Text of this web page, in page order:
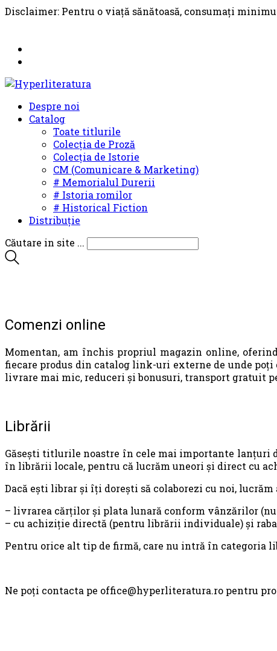
Disclaimer: Pentru o viață sănătoasă, consumați
Despre noi
Catalog
Toate titlurile
Colecția de Proză
Colecția de Istorie
CM (Comunicare & Marketing)
# Memorialul Durerii
# Istoria romilor
# Historical Fiction
Distribuție
Căutare in site ...
Comenzi online
Momentan, am închis propriul magazin online,
fiecare produs din catalog link-uri externe de unde
livrare mai mic, reduceri și bonusuri, transport gratuit
Librării
Găsești titlurile noastre în cele mai importante lanțuri
în librării locale, pentru că lucrăm uneori și direct cu
Dacă ești librar și îți dorești să colaborezi cu noi, lucrăm
– livrarea cărților și plata lunară conform vânzărilor
– cu achiziție directă (pentru librării individuale) și
Pentru orice alt tip de firmă, care nu intră în categoria
Ne poți contacta pe office@hyperliteratura.ro pentru